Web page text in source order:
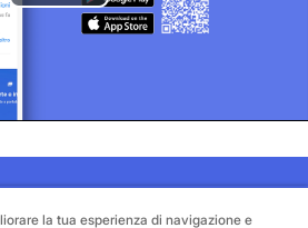
la tua esperienza di navigazione e